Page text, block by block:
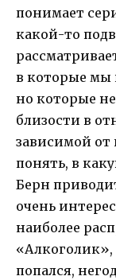
понимает
какой-то
в которые мы
но которые
близости в
зависимой от
понять, в
Берн
очень
наиболее
попался,